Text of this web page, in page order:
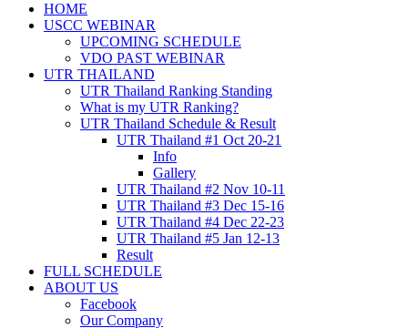
HOME
USCC WEBINAR
UPCOMING SCHEDULE
VDO PAST WEBINAR
UTR THAILAND
UTR Thailand Ranking Standing
What is my UTR Ranking?
UTR Thailand Schedule & Result
UTR Thailand #1 Oct 20-21
Info
Gallery
UTR Thailand #2 Nov 10-11
UTR Thailand #3 Dec 15-16
UTR Thailand #4 Dec 22-23
UTR Thailand #5 Jan 12-13
Result
FULL SCHEDULE
ABOUT US
Facebook
Our Company